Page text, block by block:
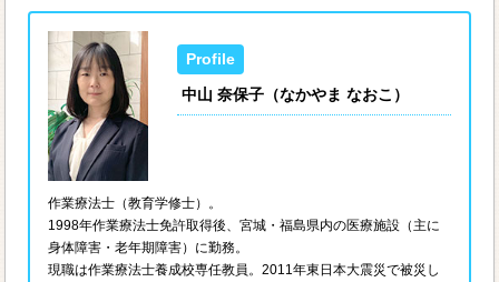
中山 奈保子（なかやま なおこ）
作業療法士（教育学修士）。
1998年作業療法士免許取得後、宮城・福島県内の医療施設（主に
身体障害・老年期障害）に勤務。
現職は作業療法士養成校専任教員。2011年東日本大震災で被災し